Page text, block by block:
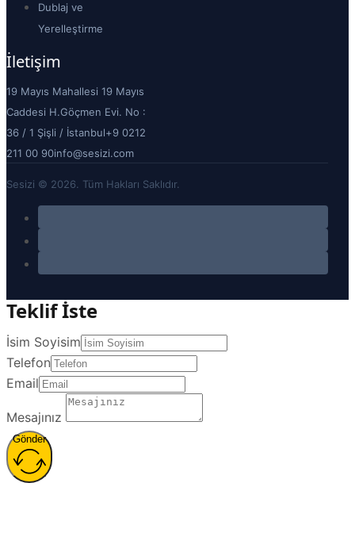
Dublaj ve
Yerelleştirme
İletişim
19 Mayıs Mahallesi 19 Mayıs
Caddesi H.Göçmen Evi. No :
36 / 1 Şişli / İstanbul+9 0212
211 00 90info@sesizi.com
Sesizi © 2026. Tüm Hakları Saklıdır.
Teklif İste
İsim Soyisim
Telefon
Email
Mesajınız
Gönder